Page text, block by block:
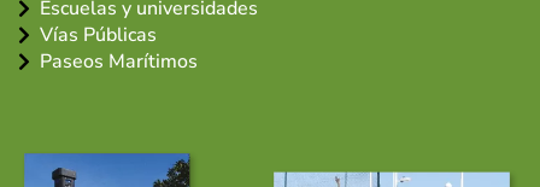
Escuelas y universidades
Vías Públicas
Paseos Marítimos